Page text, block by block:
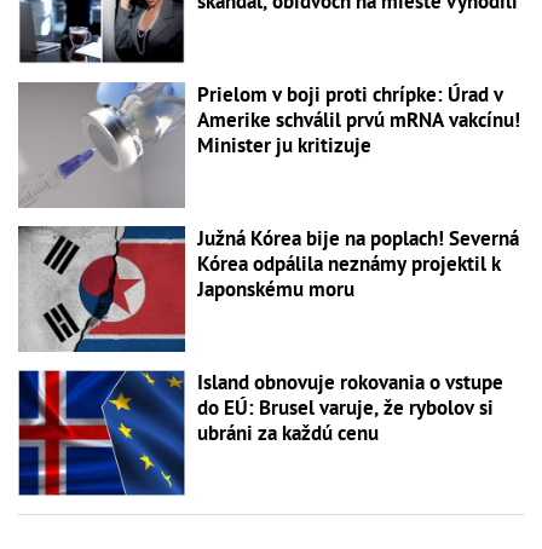
Prielom v boji proti chrípke: Úrad v
Amerike schválil prvú mRNA vakcínu!
Minister ju kritizuje
Južná Kórea bije na poplach! Severná
Kórea odpálila neznámy projektil k
Japonskému moru
Island obnovuje rokovania o vstupe
do EÚ: Brusel varuje, že rybolov si
ubráni za každú cenu